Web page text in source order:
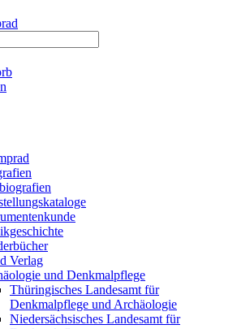
Verlag
und Denkmalpflege
Thüringisches Landesamt für
Denkmalpflege und Archäologie
Niedersächsisches Landesamt für